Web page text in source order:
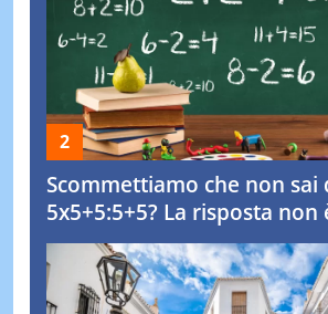
Scommettiamo che non sai
5x5+5:5+5? La risposta non